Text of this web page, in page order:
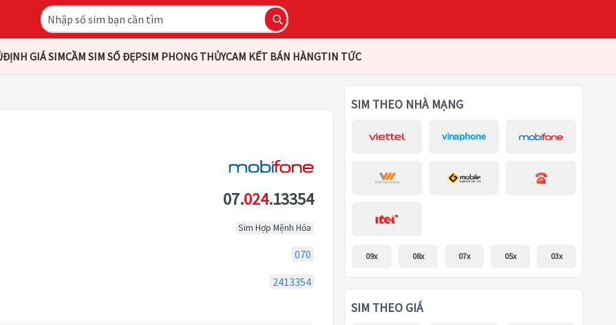
ĐỊNH GIÁ SIMCẦM SIM SỐ ĐẸPSIM PHONG THỦYCAM KẾT BÁN HÀNGTIN TỨC
07.024.13354
Sim Hợp Mệnh Hỏa
070
2413354
SIM THEO NHÀ MẠNG
09x 08x 07x 05x 03x
SIM THEO GIÁ